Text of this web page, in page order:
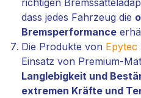
dass jedes Fahrzeug die
Bremsperformance
Die Produkte von Epytec
Einsatz von Premium-
Langlebigkeit und
extremen Kräfte und